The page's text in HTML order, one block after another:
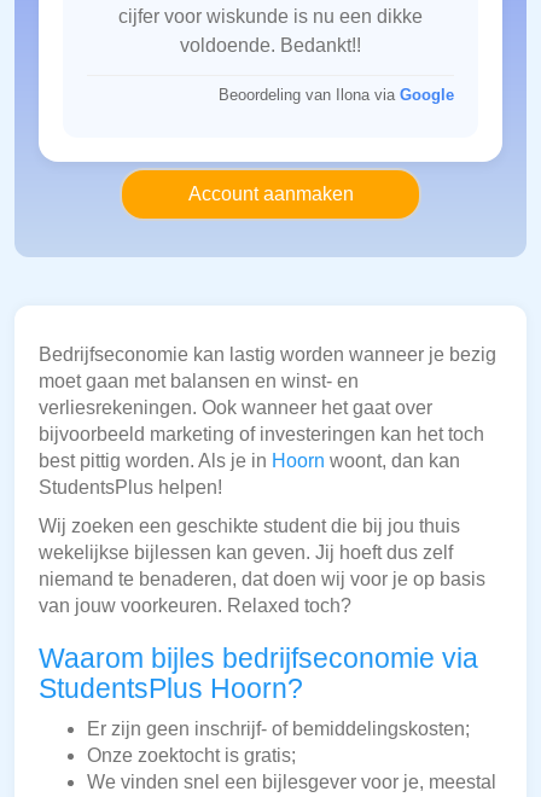
cijfer voor wiskunde is nu een dikke
voldoende. Bedankt!!
Beoordeling van Ilona via Google
Account aanmaken
Bedrijfseconomie kan lastig worden wanneer je bezig
moet gaan met balansen en winst- en
verliesrekeningen. Ook wanneer het gaat over
bijvoorbeeld marketing of investeringen kan het toch
best pittig worden. Als je in Hoorn woont, dan kan
StudentsPlus helpen!
Wij zoeken een geschikte student die bij jou thuis
wekelijkse bijlessen kan geven. Jij hoeft dus zelf
niemand te benaderen, dat doen wij voor je op basis
van jouw voorkeuren. Relaxed toch?
Waarom bijles bedrijfseconomie via
StudentsPlus Hoorn?
Er zijn geen inschrijf- of bemiddelingskosten;
Onze zoektocht is gratis;
We vinden snel een bijlesgever voor je, meestal